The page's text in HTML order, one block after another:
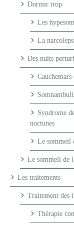
Dormir trop
Les
La
Des nuits
Syndrome
noctunes
Le sommeil
Le sommeil de
Les traitements
Traitement des
Thérapie